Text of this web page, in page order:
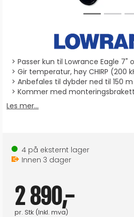
Passer kun til Lowrance Eagle 7"
Gir temperatur, høy CHIRP (200 kHz), Down Scan
Anbefales til dybder ned til 150 m
Kommer med
Les mer...
4 på eksternt lager
Innen 3 dager
2 890,-
pr. Stk (Inkl. mva)